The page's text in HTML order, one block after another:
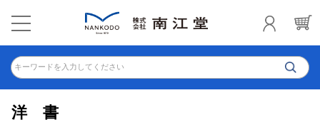
キーワードを入力してください
洋書